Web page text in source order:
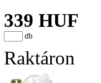
339 HUF
db
Raktáron